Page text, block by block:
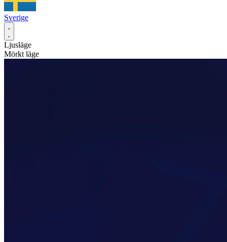
Sverige
Ljusläge
Mörkt läge